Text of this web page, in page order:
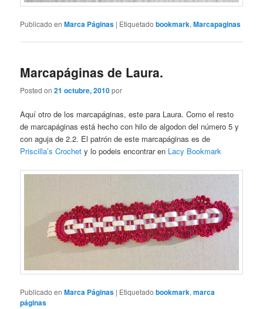
Publicado en Marca Páginas | Etiquetado bookmark,Marcapaginas
Marcapáginas de Laura.
Posted on21 octubre, 2010por
Aquí otro de los marcapáginas, este para Laura. Como el resto
de marcapáginas está hecho con hilo de algodon del número 5 y
con aguja de 2.2. El patrón de este marcapáginas es de
Priscilla’s Crochet y lo podeis encontrar en Lacy Bookmark
Publicado en Marca Páginas | Etiquetado bookmark,marca
páginas